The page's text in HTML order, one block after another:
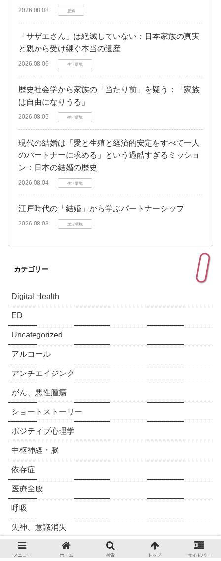
2026.08.08 肥満
「サザエさん」は絶滅していない：日本家族の真実
と親から受け継ぐ本当の遺産
2026.08.06 生活環境
歴史社会学から家族の「当たり前」を疑う：「家族
は自由になりうる」
2026.08.05 生活環境
現代の結婚は「愛と生殖と経済的安定をすべて一人
のパートナーに求める」という過酷すぎるミッショ
ン：日本の結婚の歴史
2026.08.04 生活環境
江戸時代の「結婚」から学ぶパートナーシップ
2026.08.03 生活環境
カテゴリー
Digital Health
ED
Uncategorized
アルコール
アンチエイジング
がん、悪性腫瘍
ショートストーリー
ポジティブ心理学
中枢神経・脳
依存症
医療全般
呼吸
失神、意識消失
女性医療
メニュー ホーム 検索 トップ サイドバー